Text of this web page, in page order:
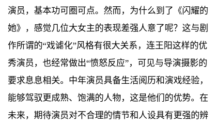
演员，基本功可圈可点。然而，为什么到了《闪耀的
她》，感觉几位大女主的表现差强人意了呢？这与剧
作所谓的“戏谑化”风格有很大关系，连王阳这样的优
秀演员，也经常做出“愤怒反应”，可见与导演摄影的
要求息息相关。中年演员具备生活阅历和演戏经验，
能够驾驭更成熟、饱满的人物，这是他们的优势。在
未来，期待演员对不合理的情节和人设具有更强的辨